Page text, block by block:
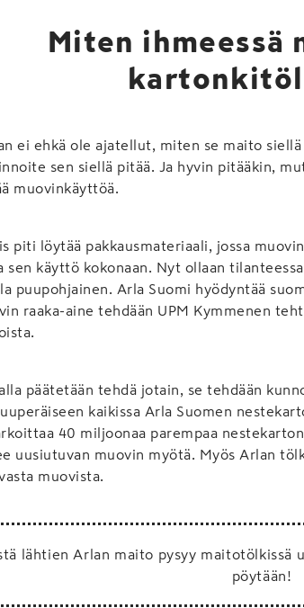
Miten ihmeessä
ei ehkä ole ajatellut, miten se maito
sen siellä pitää. Ja hyvin pitääkin,
muovinkäyttöä.
piti löytää pakkausmateriaali, jossa
sen käyttö kokonaan. Nyt ollaan
puupohjainen. Arla Suomi hyödyntää
raaka-aine tehdään UPM Kymmenen
päätetään tehdä jotain, se tehdään
kaikissa Arla Suomen
40 miljoonaa parempaa
uusiutuvan muovin myötä. Myös Arlan
muovista.
lähtien Arlan maito pysyy maitotölkissä
pöytään!